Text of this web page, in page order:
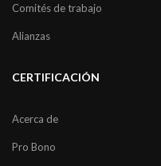
Comités de trabajo
Alianzas
CERTIFICACIÓN
Acerca de
Pro Bono